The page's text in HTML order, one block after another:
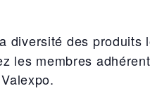
diversité des produits
les membres